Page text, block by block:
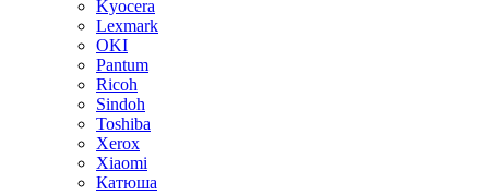
Kyocera
Lexmark
OKI
Pantum
Ricoh
Sindoh
Toshiba
Xerox
Xiaomi
Катюша